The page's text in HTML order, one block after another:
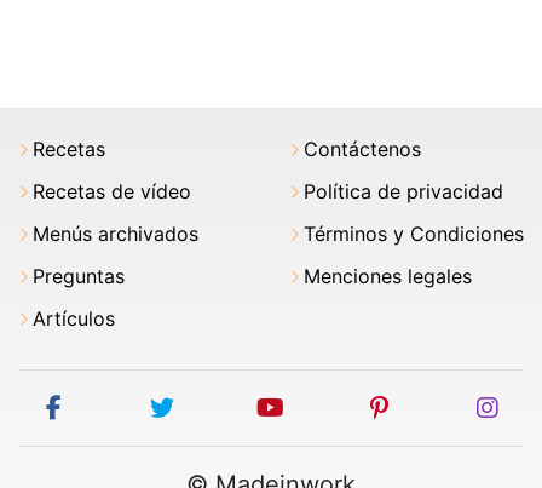
Recetas
Recetas de vídeo
Menús archivados
Preguntas
Artículos
Contáctenos
Política de privacidad
Términos y Condiciones
Menciones legales
facebook twitter youtube pinterest